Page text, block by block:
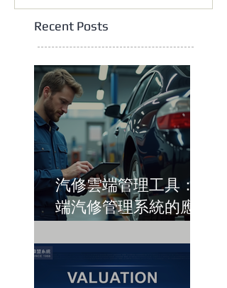
Recent Posts
汽修雲端管理工具：雲
端汽修管理系統的應用